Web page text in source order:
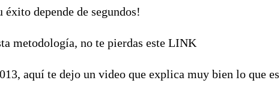
éxito depende de segundos!
metodología, no te pierdas este LINK
aquí te dejo un video que explica muy bien lo que